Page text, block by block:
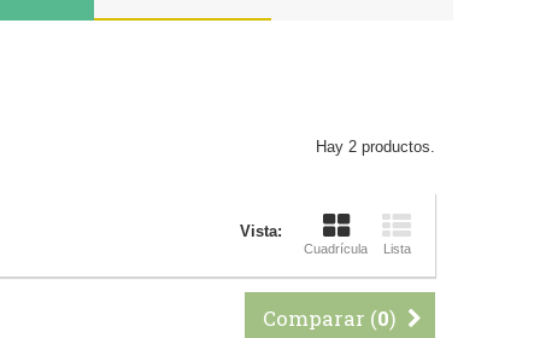
Hay 2 productos.
Vista:
Cuadrícula Lista
Comparar (0)